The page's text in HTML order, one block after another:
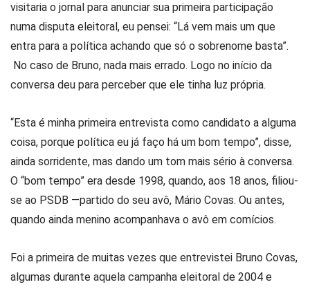
visitaria o jornal para anunciar sua primeira participação
numa disputa eleitoral, eu pensei: “Lá vem mais um que
entra para a política achando que só o sobrenome basta”.
No caso de Bruno, nada mais errado. Logo no início da
conversa deu para perceber que ele tinha luz própria.
“Esta é minha primeira entrevista como candidato a alguma
coisa, porque política eu já faço há um bom tempo”, disse,
ainda sorridente, mas dando um tom mais sério à conversa.
O “bom tempo” era desde 1998, quando, aos 18 anos, filiou-
se ao PSDB —partido do seu avô, Mário Covas. Ou antes,
quando ainda menino acompanhava o avô em comícios.
Foi a primeira de muitas vezes que entrevistei Bruno Covas,
algumas durante aquela campanha eleitoral de 2004 e